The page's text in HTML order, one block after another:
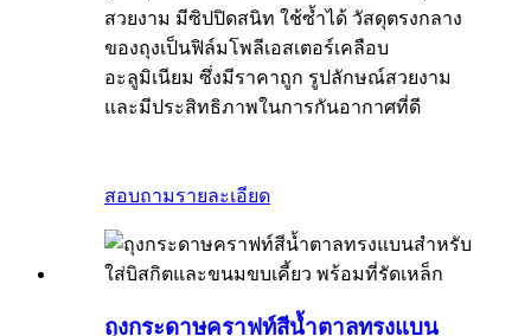
สวยงาม มีซิปปิดสนิท ใช้ซ้ำได้ วัสดุตรงกลาง
ของถุงเป็นฟิล์มโพลีเอสเตอร์เคลือบ
อะลูมิเนียม ซึ่งมีราคาถูก รูปลักษณ์สวยงาม
และมีประสิทธิภาพในการกันอากาศที่ดี
สอบถามรายละเอียด
ถุงกระดาษคราฟท์สีน้ำตาลทรงแบน